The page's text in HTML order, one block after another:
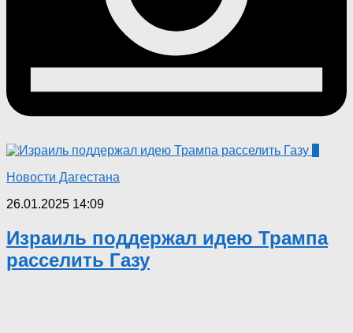
Новости Дагестана
26.01.2025 14:09
Израиль поддержал идею Трампа
расселить Газу